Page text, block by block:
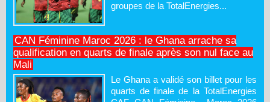
groupes de la TotalEnergies...
CAN Féminine Maroc 2026 : le Ghana arrache sa
qualification en quarts de finale après son nul face au
Mali
Le Ghana a validé son billet pour les
quarts de finale de la TotalEnergies